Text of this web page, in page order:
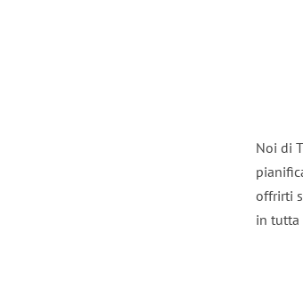
Noi di
offrirti
in tutta